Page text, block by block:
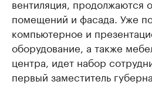
вентиляция, продолжаются
помещений и фасада. Уже
компьютерное и
оборудование, а также
центра, идет набор
первый заместитель